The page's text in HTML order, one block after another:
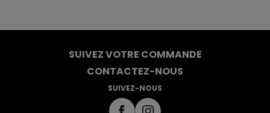
SUIVEZ VOTRE COMMANDE
CONTACTEZ-NOUS
SUIVEZ-NOUS